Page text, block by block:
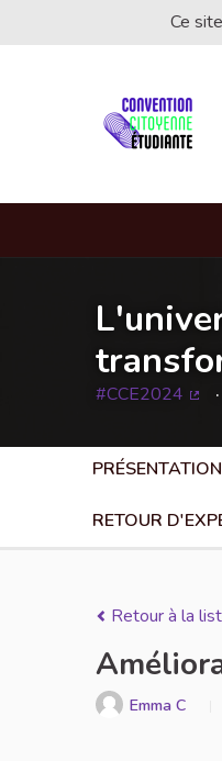
Ce
#CCE2024
PRÉSENTATION
RETOUR
Retour à la
Emma C